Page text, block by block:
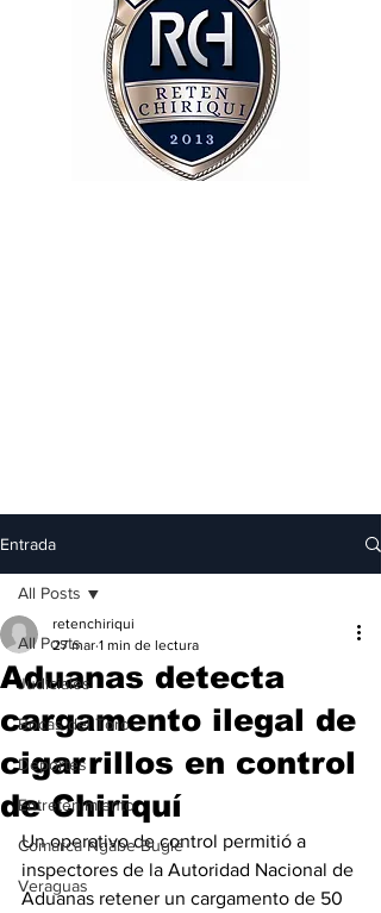
Entrada
All Posts
Judiciales
Bocas del Toro
Deportes
Entretenimiento
Comarca Ngäbe-Buglé
Veraguas
All Posts
Aduanas detecta
cargamento ilegal de
cigarrillos en control
de Chiriquí
retenchiriqui
27 mar 1 min de lectura
Un operativo de control permitió a
inspectores de la Autoridad Nacional de
Aduanas retener un cargamento de 50